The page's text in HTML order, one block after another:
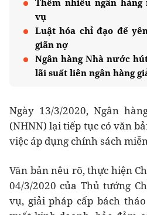
Thêm nhiều ngân
vụ
Luật hóa chỉ đạo để
giãn nợ
Ngân hàng Nhà nước
lãi suất liên ngân hàng
Ngày 13/3/2020, Ngân
(NHNN) lại tiếp tục có văn
việc áp dụng chính sách
Văn bản nêu rõ, thực hiện
04/3/2020 của Thủ tướng
vụ, giải pháp cấp bách